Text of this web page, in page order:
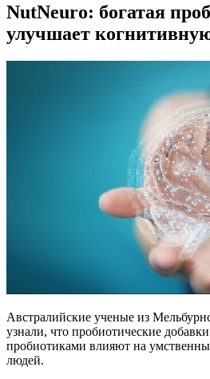
NutNeuro: богатая
улучшает
Австралийские ученые из
узнали, что пробиотические
пробиотиками влияют на
людей.